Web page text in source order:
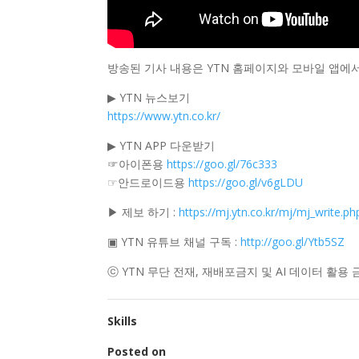
방송된 기사 내용은 YTN 홈페이지와 모바일 앱에
▶ YTN 뉴스보기
https://www.ytn.co.kr/
▶ YTN APP 다운받기
☞아이폰용https://goo.gl/76c333
☞안드로이드용https://goo.gl/v6gLDU
▶ 제보 하기 :https://mj.ytn.co.kr/mj/
▣ YTN 유튜브 채널 구독 :http://goo.gl/Ytb5SZ
ⓒ YTN 무단 전재, 재배포금지 및 AI 데이터 활용
Skills
Posted on